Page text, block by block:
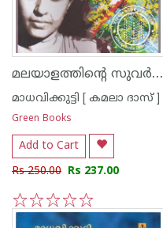
മലയാളത്തിന്റെ സുവര്‍ണ്ണ കഥകള്‍ - മാധവിക്കുട്ടി
മാധവിക്കുട്ടി [ കമലാ ദാസ് ]
Green Books
Add to Cart
Rs 250.00 Rs 237.00
5
4
3
2
1